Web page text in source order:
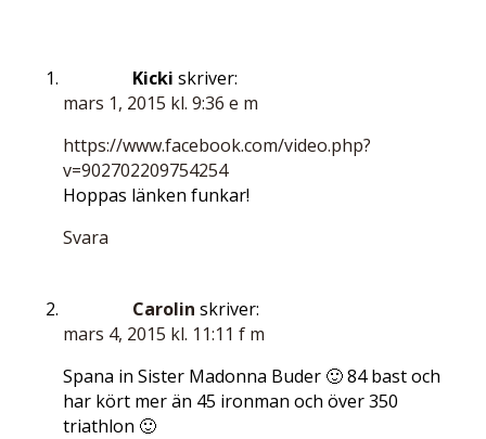
Kicki skriver:
mars 1, 2015 kl. 9:36 e m
https://www.facebook.com/video.php?
v=902702209754254
Hoppas länken funkar!
Svara
Carolin skriver:
mars 4, 2015 kl. 11:11 f m
Spana in Sister Madonna Buder 🙂 84 bast och
har kört mer än 45 ironman och över 350
triathlon 🙂